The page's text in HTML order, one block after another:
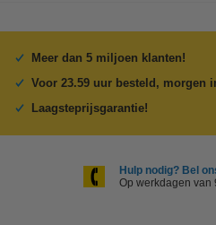
Meer dan 5 miljoen klanten!
Voor 23.59 uur besteld, morgen
Laagsteprijsgarantie!
Hulp nodig? Bel
Op werkdagen van